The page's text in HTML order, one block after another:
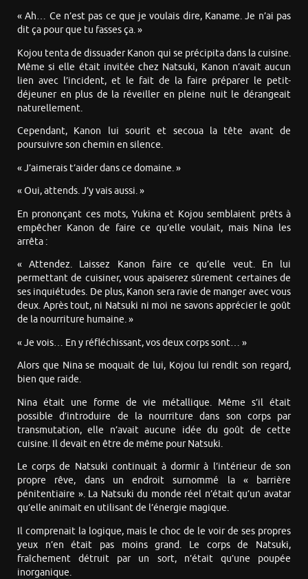
« Ah… Ce n’est pas ce que je voulais dire, Kaname. Je n’ai pas
dit ça pour que tu fasses ça. »
Kojou tenta de dissuader Kanon qui se précipita dans la cuisine.
Même si elle était invitée chez Natsuki, Kanon n’avait aucun
lien avec l’incident, et le fait de la faire préparer le petit-
déjeuner en plus de la réveiller en pleine nuit le dérangeait
naturellement.
Cependant, Kanon lui sourit et secoua la tête avant de
poursuivre son chemin en silence.
« J’aimerais t’aider dans ce domaine. »
« Oui, attends. J’y vais aussi. »
En prononçant ces mots, Yukina et Kojou semblaient prêts à
empêcher Kanon de faire ce qu’elle voulait, mais Nina les
arrêta :
« Attendez. Laissez Kanon faire ce qu’elle veut. En lui
permettant de cuisiner, vous apaiserez sûrement certaines de
ses inquiétudes. De plus, Kanon sera ravie de manger avec vous
deux. Après tout, ni Natsuki ni moi ne savons apprécier le goût
de la nourriture humaine. »
« Je vois… En y réfléchissant, vos deux corps sont… »
Alors que Nina se moquait de lui, Kojou lui rendit son regard,
bien que raide.
Nina était une forme de vie métallique. Même s’il était
possible d’introduire de la nourriture dans son corps par
transmutation, elle n’avait aucune idée du goût de cette
cuisine. Il devait en être de même pour Natsuki.
Le corps de Natsuki continuait à dormir à l’intérieur de son
propre rêve, dans un endroit surnommé la « barrière
pénitentiaire ». La Natsuki du monde réel n’était qu’un avatar
qu’elle animait en utilisant de l’énergie magique.
Il comprenait la logique, mais le choc de le voir de ses propres
yeux n’en était pas moins grand. Le corps de Natsuki,
fraîchement détruit par un sort, n’était qu’une poupée
inorganique.